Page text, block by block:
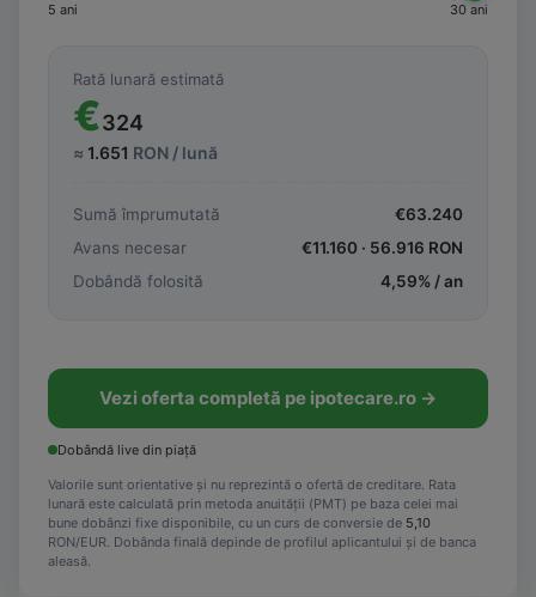
5 ani 30 ani
Rată lunară estimată
€324
≈ 1.651 RON / lună
Sumă împrumutată €63.240
Avans necesar
€11.160 · 56.916 RON
Dobândă folosită
4,59% / an
Vezi oferta completă pe ipotecare.ro →
Dobândă live din piață
Valorile sunt orientative și nu reprezintă o ofertă de creditare. Rata
lunară este calculată prin metoda anuității (PMT) pe baza celei mai
bune dobânzi fixe disponibile, cu un curs de conversie de 5,10
RON/EUR. Dobânda finală depinde de profilul aplicantului și de banca
aleasă.